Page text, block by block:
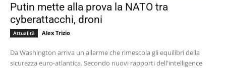
Putin mette alla prova la NATO tra
cyberattacchi, droni
Attualità Alex Trizio
Da Washington arriva un allarme che rimescola gli equilibri della
sicurezza euro-atlantica. Secondo nuovi rapporti dell'intelligence